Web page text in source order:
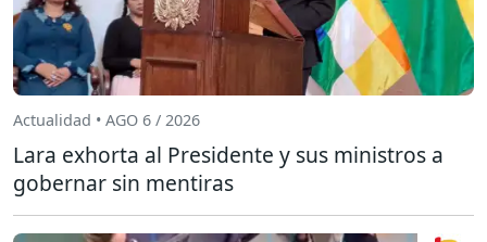
Actualidad • AGO 6 / 2026
Lara exhorta al Presidente y sus ministros a
gobernar sin mentiras